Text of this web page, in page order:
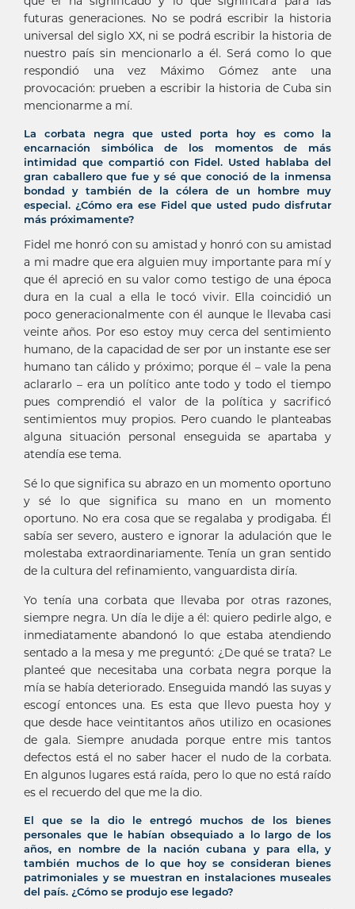
futuras generaciones. No se podrá escribir la historia
universal del siglo XX, ni se podrá escribir la historia de
nuestro país sin mencionarlo a él. Será como lo que
respondió una vez Máximo Gómez ante una
provocación: prueben a escribir la historia de Cuba sin
mencionarme a mí.
La corbata negra que usted porta hoy es como la
encarnación simbólica de los momentos de más
intimidad que compartió con Fidel. Usted hablaba del
gran caballero que fue y sé que conoció de la inmensa
bondad y también de la cólera de un hombre muy
especial. ¿Cómo era ese Fidel que usted pudo disfrutar
más próximamente?
Fidel me honró con su amistad y honró con su amistad
a mi madre que era alguien muy importante para mí y
que él apreció en su valor como testigo de una época
dura en la cual a ella le tocó vivir. Ella coincidió un
poco generacionalmente con él aunque le llevaba casi
veinte años. Por eso estoy muy cerca del sentimiento
humano, de la capacidad de ser por un instante ese ser
humano tan cálido y próximo; porque él – vale la pena
aclararlo – era un político ante todo y todo el tiempo
pues comprendió el valor de la política y sacrificó
sentimientos muy propios. Pero cuando le planteabas
alguna situación personal enseguida se apartaba y
atendía ese tema.
Sé lo que significa su abrazo en un momento oportuno
y sé lo que significa su mano en un momento
oportuno. No era cosa que se regalaba y prodigaba. Él
sabía ser severo, austero e ignorar la adulación que le
molestaba extraordinariamente. Tenía un gran sentido
de la cultura del refinamiento, vanguardista diría.
Yo tenía una corbata que llevaba por otras razones,
siempre negra. Un día le dije a él: quiero pedirle algo, e
inmediatamente abandonó lo que estaba atendiendo
sentado a la mesa y me preguntó: ¿De qué se trata? Le
planteé que necesitaba una corbata negra porque la
mía se había deteriorado. Enseguida mandó las suyas y
escogí entonces una. Es esta que llevo puesta hoy y
que desde hace veintitantos años utilizo en ocasiones
de gala. Siempre anudada porque entre mis tantos
defectos está el no saber hacer el nudo de la corbata.
En algunos lugares está raída, pero lo que no está raído
es el recuerdo del que me la dio.
El que se la dio le entregó muchos de los bienes
personales que le habían obsequiado a lo largo de los
años, en nombre de la nación cubana y para ella, y
también muchos de lo que hoy se consideran bienes
patrimoniales y se muestran en instalaciones museales
del país. ¿Cómo se produjo ese legado?